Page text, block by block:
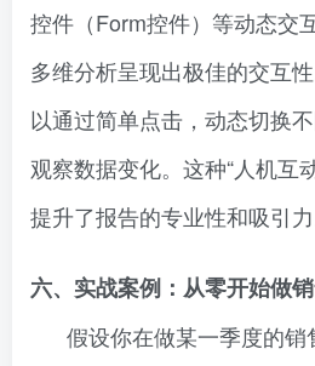
控件（Form控件）等动态交
多维分析呈现出极佳的交互
以通过简单点击，动态切换
观察数据变化。这种“人机互
提升了报告的专业性和吸引力
六、实战案例：从零开始做
假设你在做某一季度的销